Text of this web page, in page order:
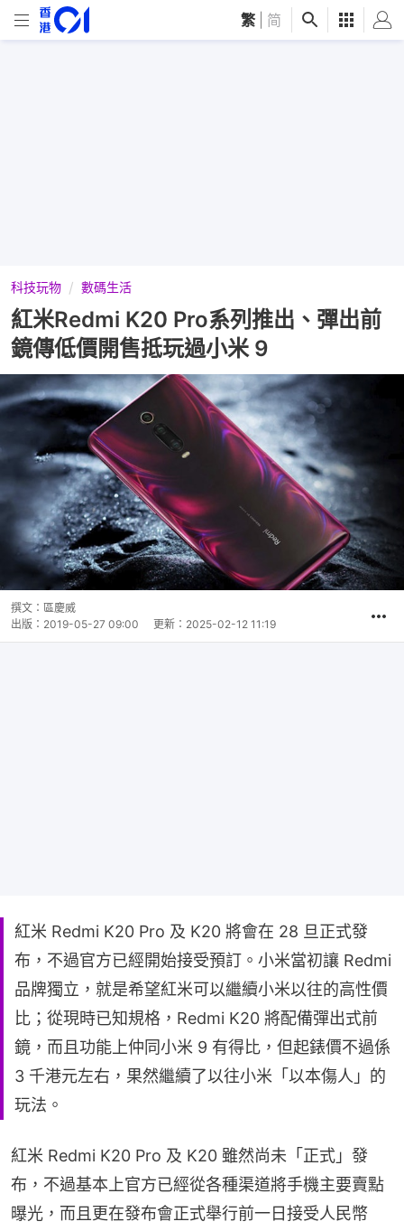
繁 简
科技玩物 數碼生活
紅米Redmi K20 Pro系列推出、彈出前
鏡傳低價開售抵玩過小米 9
撰文： 區慶威
出版： 2019-05-27 09:00 更新： 2025-02-12 11:19
紅米 Redmi K20 Pro 及 K20 將會在 28 旦正式發
布，不過官方已經開始接受預訂。小米當初讓 Redmi
品牌獨立，就是希望紅米可以繼續小米以往的高性價
比；從現時已知規格，Redmi K20 將配備彈出式前
鏡，而且功能上仲同小米 9 有得比，但起錶價不過係
3 千港元左右，果然繼續了以往小米「以本傷人」的
玩法。
紅米 Redmi K20 Pro 及 K20 雖然尚未「正式」發
布，不過基本上官方已經從各種渠道將手機主要賣點
曝光，而且更在發布會正式舉行前一日接受人民幣